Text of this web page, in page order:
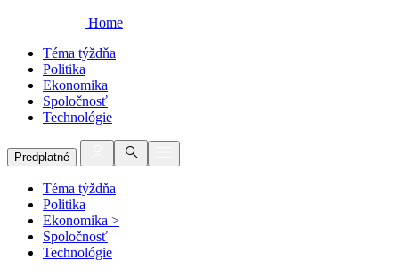
Home
Téma týždňa
Politika
Ekonomika
Spoločnosť
Technológie
Predplatné
Téma týždňa
Politika
Ekonomika >
Spoločnosť
Technológie